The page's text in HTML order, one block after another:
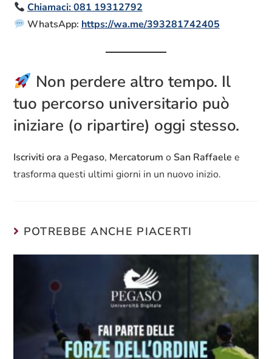
Chiamaci:081 19312792
WhatsApp: https://wa.me/393281742405
Non perdere altro tempo. Il
tuo percorso universitario può
iniziare (o ripartire) oggi stesso.
Iscriviti ora a Pegaso, Mercatorum oSan Raffaele e
trasforma questi ultimi giorni in un nuovo inizio.
POTREBBE ANCHE PIACERTI